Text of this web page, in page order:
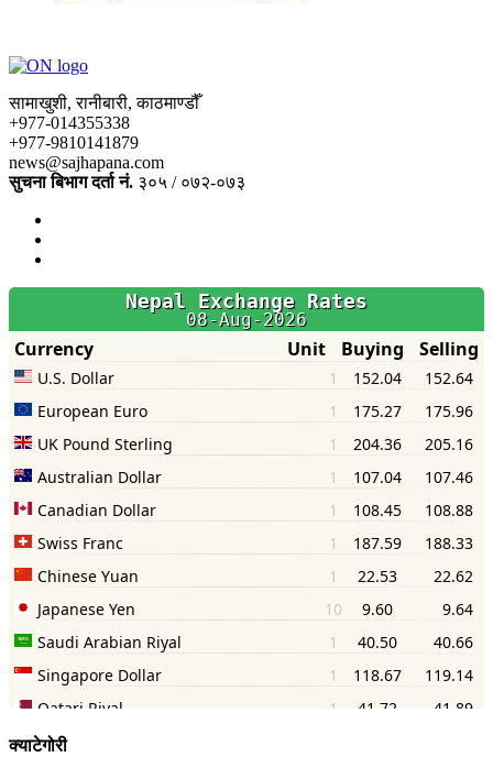
सामाखुशी, रानीबारी, काठमाण्डौँ
+977-014355338
+977-9810141879
news@sajhapana.com
सुचना बिभाग दर्ता नं. ३०५ / ०७२-०७३
क्याटेगोरी